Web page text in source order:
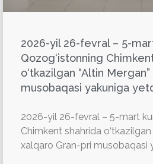
2026-yil 26-fevral – 5-
Qozog‘istonning
o‘tkazilgan “Altin
musobaqasi yakuniga
2026-yil 26-fevral – 5-mart
Chimkent shahrida o‘tkazilgan
xalqaro Gran-pri musobaqasi